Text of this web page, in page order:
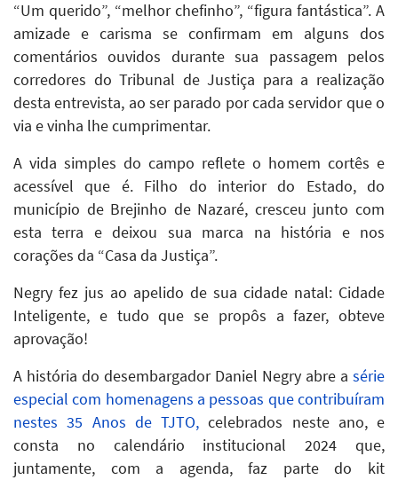
“Um querido”, “melhor chefinho”, “figura fantástica”. A
amizade e carisma se confirmam em alguns dos
comentários ouvidos durante sua passagem pelos
corredores do Tribunal de Justiça para a realização
desta entrevista, ao ser parado por cada servidor que o
via e vinha lhe cumprimentar.
A vida simples do campo reflete o homem cortês e
acessível que é. Filho do interior do Estado, do
município de Brejinho de Nazaré, cresceu junto com
esta terra e deixou sua marca na história e nos
corações da “Casa da Justiça”.
Negry fez jus ao apelido de sua cidade natal: Cidade
Inteligente, e tudo que se propôs a fazer, obteve
aprovação!
A história do desembargador Daniel Negry abre a série
especial com homenagens a pessoas que contribuíram
nestes 35 Anos de TJTO,celebrados neste ano, e
consta no calendário institucional 2024 que,
juntamente, com a agenda, faz parte do kit